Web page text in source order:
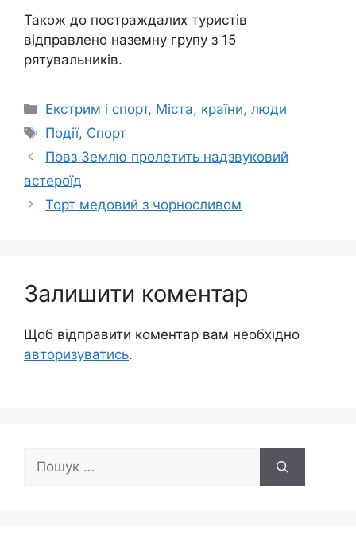
Також до постраждалих туристів
відправлено наземну групу з 15
рятувальників.
Категорії
Екстрим і спорт, Міста, країни, люди
Позначки
Події, Спорт
Повз Землю пролетить надзвуковий
астероїд
Торт медовий з чорносливом
Залишити коментар
Щоб відправити коментар вам необхідно
авторизуватись.
Пошук: